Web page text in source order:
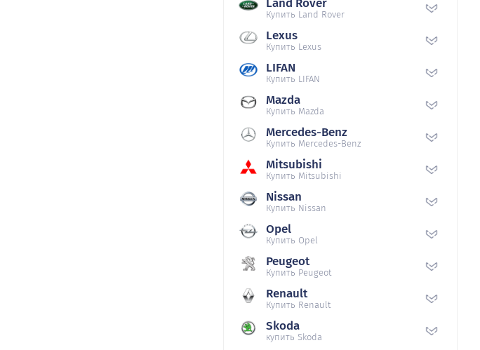
Land Rover
Купить Land Rover
Lexus
Купить Lexus
LIFAN
Купить LIFAN
Mazda
Купить Mazda
Mercedes-Benz
Купить Mercedes-Benz
Mitsubishi
Купить Mitsubishi
Nissan
Купить Nissan
Opel
Купить Opel
Peugeot
Купить Peugeot
Renault
Купить Renault
Skoda
купить Skoda